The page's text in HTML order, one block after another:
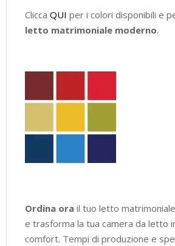
Clicca QUI per i colori disponibili e
letto matrimoniale moderno.
Ordina ora il tuo letto
e trasforma la tua camera da letto
comfort. Tempi di produzione e